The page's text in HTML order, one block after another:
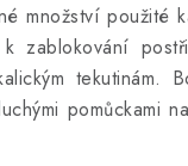
množství použité
zablokování
tekutinám.
pomůckami